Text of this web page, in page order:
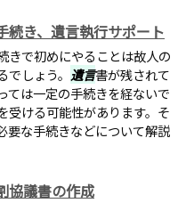
続き、遺言執行サポート
きで初めにやることは故人の
しょう。 遺言書が残されて
ては一定の手続きを経ないで
受ける可能性があります。そ
要な手続きなどについて解説
協議書の作成